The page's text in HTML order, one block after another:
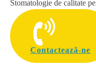
Stomatologie de calitate
Contactează-ne